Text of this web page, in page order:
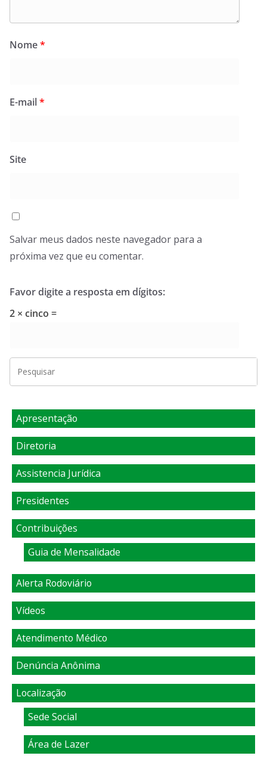
Nome*
E-mail*
Site
Salvar meus dados neste navegador para a
próxima vez que eu comentar.
Favor digite a resposta em dígitos:
2 × cinco =
Apresentação
Diretoria
Assistencia Jurídica
Presidentes
Contribuições
Guia de Mensalidade
Alerta Rodoviário
Vídeos
Atendimento Médico
Denúncia Anônima
Localização
Sede Social
Área de Lazer